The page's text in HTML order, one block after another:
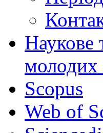
Наукове
молодих
Scopus
Web of